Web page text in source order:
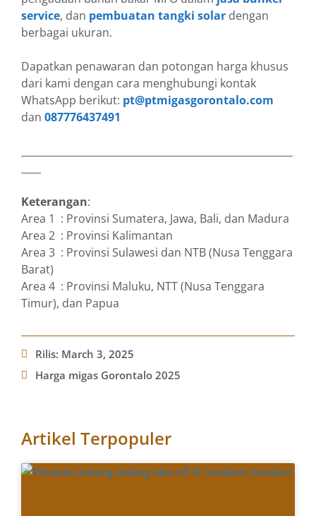
service, dan pembuatan tangki solar dengan
berbagai ukuran.
Dapatkan penawaran dan potongan harga khusus
dari kami dengan cara menghubungi kontak
WhatsApp berikut: pt@ptmigasgorontalo.com
dan 087776437491
Keterangan:
Area 1 : Provinsi Sumatera, Jawa, Bali, dan Madura
Area 2 : Provinsi Kalimantan
Area 3 : Provinsi Sulawesi dan NTB (Nusa Tenggara
Barat)
Area 4 : Provinsi Maluku, NTT (Nusa Tenggara
Timur), dan Papua
Rilis: March 3, 2025
Harga migas Gorontalo 2025
Artikel Terpopuler